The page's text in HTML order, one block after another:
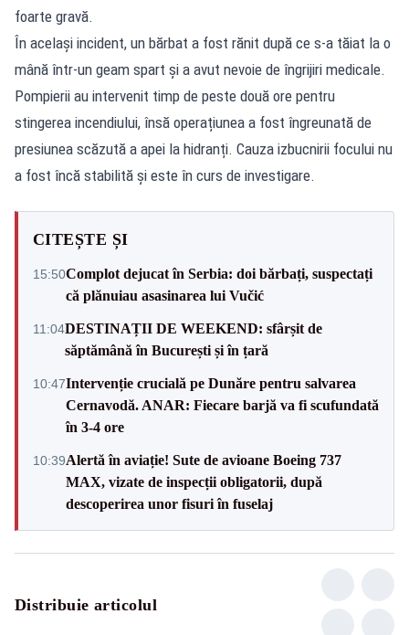
foarte gravă.
În același incident, un bărbat a fost rănit după ce s-a tăiat la o
mână într-un geam spart și a avut nevoie de îngrijiri medicale.
Pompierii au intervenit timp de peste două ore pentru
stingerea incendiului, însă operațiunea a fost îngreunată de
presiunea scăzută a apei la hidranți. Cauza izbucnirii focului nu
a fost încă stabilită și este în curs de investigare.
CITEȘTE ȘI
15:50Complot dejucat în Serbia: doi bărbați, suspectați
că plănuiau asasinarea lui Vučić
11:04DESTINAȚII DE WEEKEND: sfârșit de
săptămână în București și în țară
10:47Intervenție crucială pe Dunăre pentru salvarea
Cernavodă. ANAR: Fiecare barjă va fi scufundată
în 3-4 ore
10:39Alertă în aviație! Sute de avioane Boeing 737
MAX, vizate de inspecții obligatorii, după
descoperirea unor fisuri în fuselaj
Distribuie articolul